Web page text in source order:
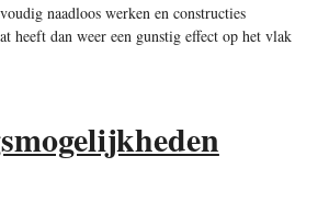
naadloos werken en constructies
heeft dan weer een gunstig effect op het vlak